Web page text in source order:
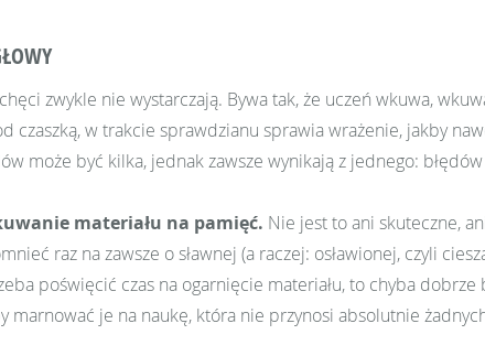
zwykle nie wystarczają. Bywa tak, że uczeń wkuwa,
czaszką, w trakcie sprawdzianu sprawia wrażenie, jakby
może być kilka, jednak zawsze wynikają z jednego:
materiału na pamięć. Nie jest to ani skuteczne,
raz na zawsze o sławnej (a raczej: osławionej, czyli
poświęcić czas na ogarnięcie materiału, to chyba
marnować je na naukę, która nie przynosi absolutnie